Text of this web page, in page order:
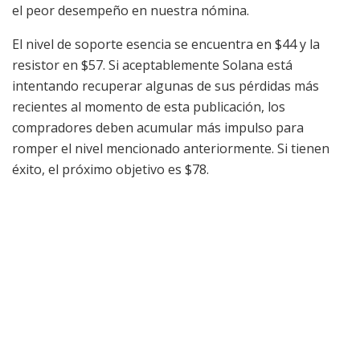
el peor desempeño en nuestra nómina.
El nivel de soporte esencia se encuentra en $44 y la
resistor en $57. Si aceptablemente Solana está
intentando recuperar algunas de sus pérdidas más
recientes al momento de esta publicación, los
compradores deben acumular más impulso para
romper el nivel mencionado anteriormente. Si tienen
éxito, el próximo objetivo es $78.